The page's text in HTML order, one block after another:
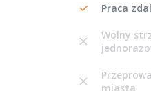
Praca
Wolny
miasta